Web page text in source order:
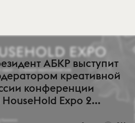
АБКР выступит
креативной
конференции
Expo 2...